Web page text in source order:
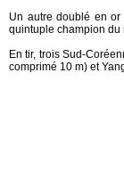
Un autre doublé en
quintuple champion du
En tir, trois Sud-
comprimé 10 m) et